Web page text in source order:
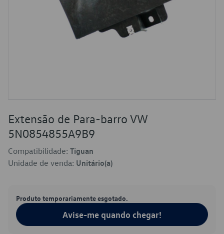
Extensão de Para-barro VW
5N0854855A9B9
Compatibilidade: Tiguan
Unidade de venda: Unitário(a)
Produto temporariamente esgotado.
Avise-me quando chegar!